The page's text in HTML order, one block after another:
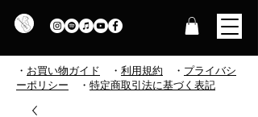
・ お買い物ガイド ・ 利用規約 ・ プライバシ
ーポリシー
・ 特定商取引法に基づく表記